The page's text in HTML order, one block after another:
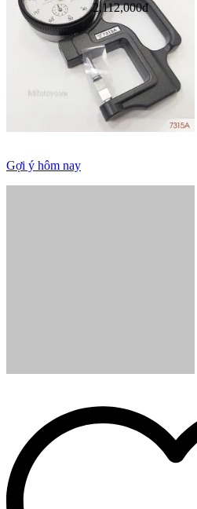
2,112,000đ
Gợi ý hôm nay